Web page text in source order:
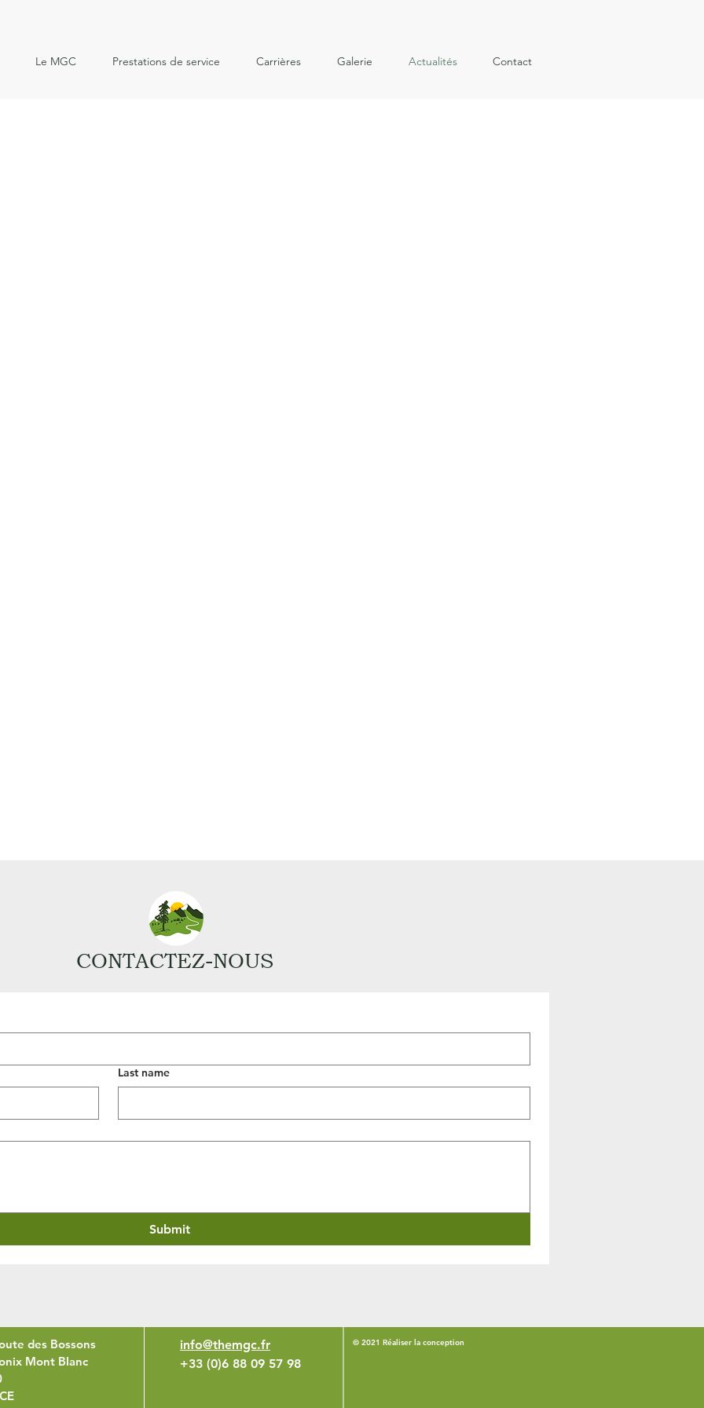
Le MGC Prestations de service Carrières Galerie Actualités Contact
CONTACTEZ-NOUS
Last name
Submit
des Bossons
Mont Blanc
info@themgc.fr
+33 (0)6 88 09 57 98
© 2021 Réaliser la conception